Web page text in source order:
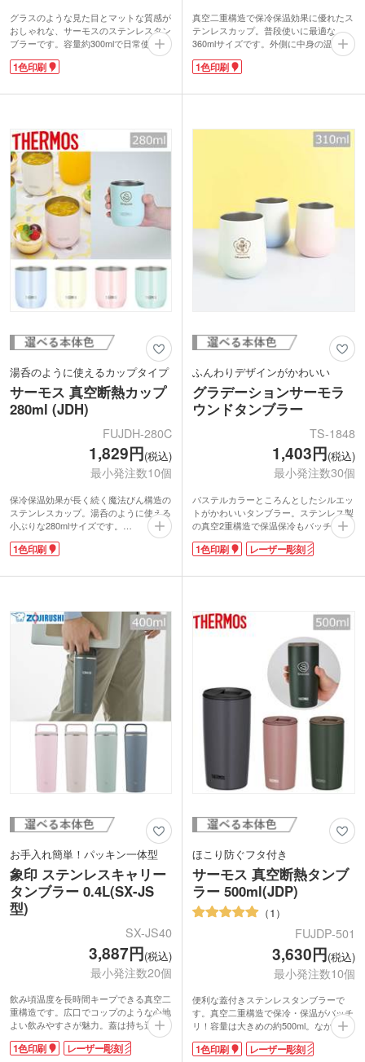
グラスのような見た目とマットな質感が
おしゃれな、サーモスのステンレスタン
ブラーです。容量約300mlで日常使いに
ぴったり。広口設計で洗いやすく、食洗
機対応です。
時間を彩るオリジナルグッズが制作でき
かがでしょうか。
1色印刷
真空二重構造で保冷保温効果に優れたス
テンレスカップ。普段使いに最適な
360mlサイズです。外側に中身の温度が
伝わりにくいのでホットもアイスも飲み
やすい！口径が広く底まで洗いやすいの
オリジナル印刷で周年・創立記念品制作
1色印刷
湯呑のように使えるカップタイプ
サーモス 真空断熱カップ
280ml (JDH)
FUJDH-280C
1,829円(税込)
最小発注数10個
保冷保温効果が長く続く魔法びん構造の
ステンレスカップ。湯呑のように使える
小ぶりな280mlサイズです。
パステルカラーが可愛い4色展開。オリ
ジナル印刷が可能で、企業の創立記念
いサーモス(thermos)ブランド製品は、
1色印刷
ふんわりデザインがかわいい
グラデーションサーモラ
ウンドタンブラー
TS-1848
1,403円(税込)
最小発注数30個
パステルカラーところんとしたシルエッ
トがかわいいタンブラー。ステンレス製
の真空2重構造で保温保冷もバッチリで
す。普段使いにちょうどよい容量約
310ml。飲み物を直接入れるタンブラー
ーとしても使える2WAYタイプです。ふ
ザー印刷をすせば、高級感あふれる記念
品も制作できます。
1色印刷 レーザー彫刻
お手入れ簡単！パッキン一体型
象印 ステンレスキャリー
タンブラー 0.4L(SX-JS
型)
SX-JS40
3,887円(税込)
最小発注数20個
飲み頃温度を長時間キープできる真空二
重構造です。広口でコップのような心地
よい飲みやすさが魅力。蓋は持ち運びに
便利なハンドル付きで、密閉しやすいス
クリュー形状です。表面は少しザラっと
1色印刷 レーザー彫刻
ほこり防ぐフタ付き
サーモス 真空断熱タンブ
ラー 500ml(JDP)
1
FUJDP-501
3,630円(税込)
最小発注数10個
便利な蓋付きステンレスタンブラーで
す。真空二重構造で保冷・保温がバッチ
リ！容量は大きめの約500ml。なかなか
移動できないデスクワークのお供におす
すめです。
1色印刷 レーザー彫刻